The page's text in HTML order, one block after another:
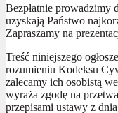
Bezpłatnie prowadzimy
uzyskają Państwo
Zapraszamy na
Treść niniejszego
rozumieniu Kodeksu
zalecamy ich osobistą
wyraża zgodę na
przepisami ustawy z